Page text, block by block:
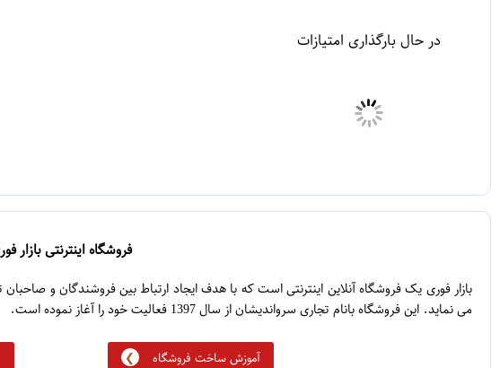
در حال بارگذاری امتیازات
فروشگاه اینترنتی بازار
بازار فوری یک فروشگاه آنلاین اینترنتی است که با هدف ایجاد ارتباط بین فروشندگان و
می نماید. این فروشگاه بانام تجاری سرواندیشان از سال 1397 فعالیت خود را آغاز نموده است.
آموزش ساخت فروشگاه